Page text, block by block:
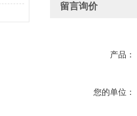
留言询价
产品：
您的单位：